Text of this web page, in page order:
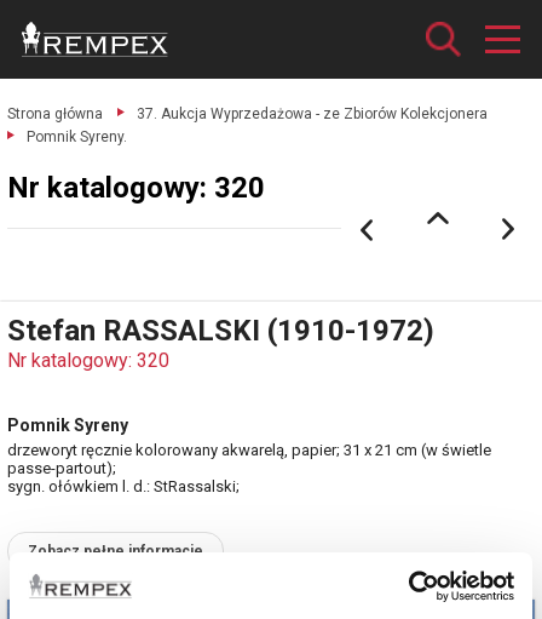
Strona główna
37. Aukcja Wyprzedażowa - ze Zbiorów Kolekcjonera
Pomnik Syreny.
Nr katalogowy: 320
Stefan RASSALSKI (1910-1972)
Nr katalogowy: 320
Pomnik Syreny
drzeworyt ręcznie kolorowany akwarelą, papier; 31 x 21 cm (w świetle
passe-partout);
sygn. ołówkiem l. d.: StRassalski;
Zobacz pełne informacje